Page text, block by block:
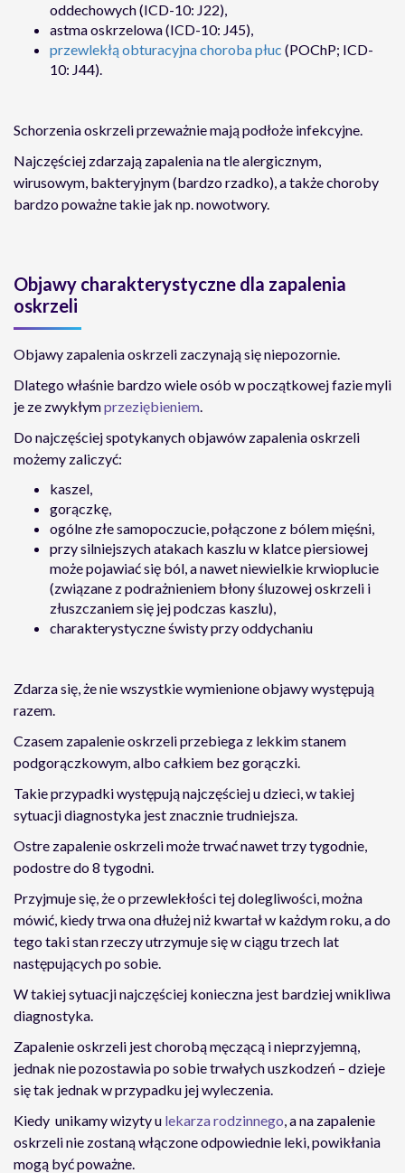
oddechowych (ICD-10: J22),
astma oskrzelowa (ICD-10: J45),
przewlekłą obturacyjna choroba płuc (POChP; ICD-
10: J44).
Schorzenia oskrzeli przeważnie mają podłoże infekcyjne.
Najczęściej zdarzają zapalenia na tle alergicznym,
wirusowym, bakteryjnym (bardzo rzadko), a także choroby
bardzo poważne takie jak np. nowotwory.
Objawy charakterystyczne dla zapalenia
oskrzeli
Objawy zapalenia oskrzeli zaczynają się niepozornie.
Dlatego właśnie bardzo wiele osób w początkowej fazie myli
je ze zwykłymprzeziębieniem.
Do najczęściej spotykanych objawów zapalenia oskrzeli
możemy zaliczyć:
kaszel,
gorączkę,
ogólne złe samopoczucie, połączone z bólem mięśni,
przy silniejszych atakach kaszlu w klatce piersiowej
może pojawiać się ból, a nawet niewielkie krwioplucie
(związane z podrażnieniem błony śluzowej oskrzeli i
złuszczaniem się jej podczas kaszlu),
charakterystyczne świsty przy oddychaniu
Zdarza się, że nie wszystkie wymienione objawy występują
razem.
Czasem zapalenie oskrzeli przebiega z lekkim stanem
podgorączkowym, albo całkiem bez gorączki.
Takie przypadki występują najczęściej u dzieci, w takiej
sytuacji diagnostyka jest znacznie trudniejsza.
Ostre zapalenie oskrzeli może trwać nawet trzy tygodnie,
podostre do 8 tygodni.
Przyjmuje się, że o przewlekłości tej dolegliwości, można
mówić, kiedy trwa ona dłużej niż kwartał w każdym roku, a do
tego taki stan rzeczy utrzymuje się w ciągu trzech lat
następujących po sobie.
W takiej sytuacji najczęściej konieczna jest bardziej wnikliwa
diagnostyka.
Zapalenie oskrzeli jest chorobą męczącą i nieprzyjemną,
jednak nie pozostawia po sobie trwałych uszkodzeń – dzieje
się tak jednak w przypadku jej wyleczenia.
Kiedy unikamy wizyty u lekarza rodzinnego, a na zapalenie
oskrzeli nie zostaną włączone odpowiednie leki, powikłania
mogą być poważne.